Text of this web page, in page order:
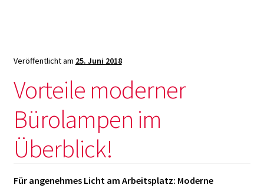
Veröffentlicht am 25. Juni 2018
Vorteile moderner
Bürolampen im
Überblick!
Für angenehmes Licht am Arbeitsplatz: Moderne